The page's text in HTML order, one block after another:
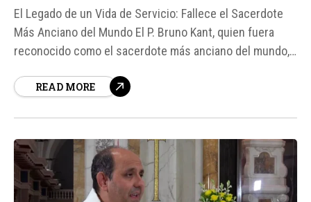
El Legado de un Vida de Servicio: Fallece el Sacerdote
Más Anciano del Mundo El P. Bruno Kant, quien fuera
reconocido como el sacerdote más anciano del mundo,
Según fuentes, el Papa León XIV había agradecido al P.
READ MORE